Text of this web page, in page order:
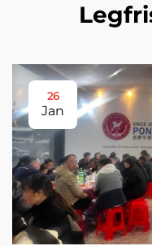
26
Jan